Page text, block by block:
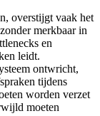
overstijgt vaak het
merkbaar in
en
leidt.
ontwricht,
tijdens
worden verzet
moeten